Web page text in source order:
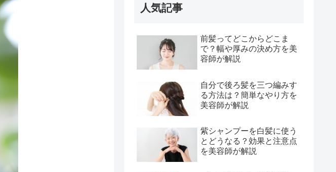
人気記事
前髪ってどこからどこま
で？幅や厚みの決め方を美
容師が解説
自分で後ろ髪を三つ編みす
る方法は？簡単なやり方を
美容師が解説
紫シャンプーを白髪に使う
とどうなる？効果と注意点
を美容師が解説